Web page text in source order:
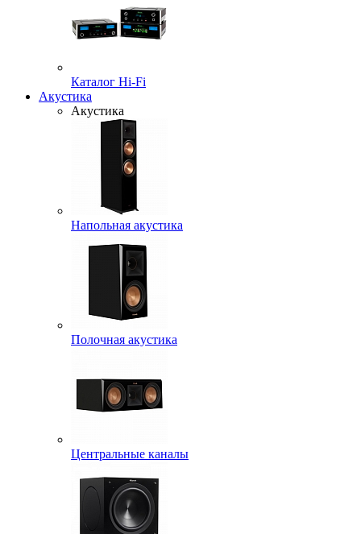
Каталог Hi-Fi
Акустика
Акустика
Напольная акустика
Полочная акустика
Центральные каналы